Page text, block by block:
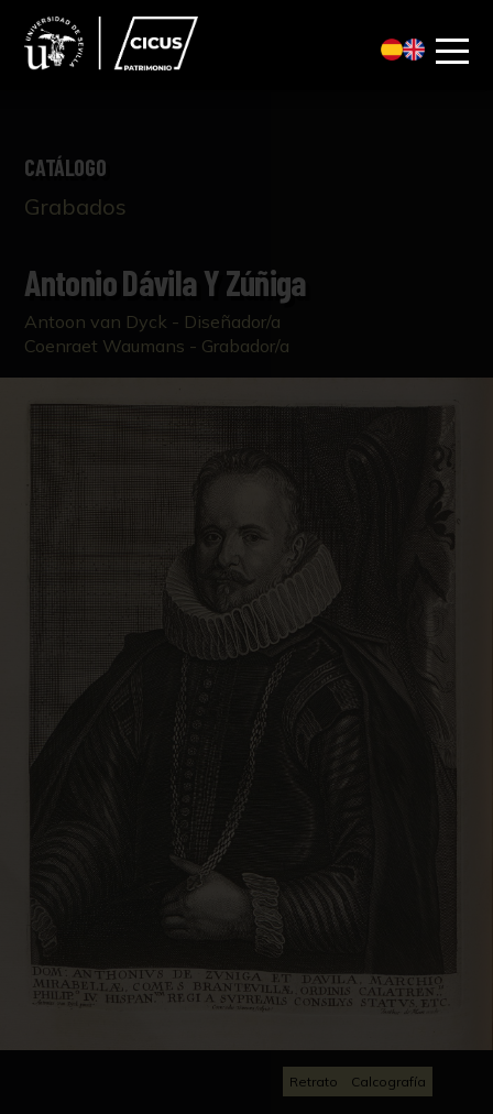
CATÁLOGO
Grabados
Antonio Dávila Y Zúñiga
Antoon van Dyck - Diseñador/a
Coenraet Waumans - Grabador/a
Retrato Calcografía